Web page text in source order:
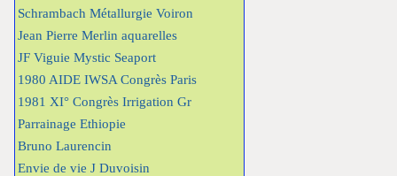
Schrambach Métallurgie Voiron
Jean Pierre Merlin aquarelles
JF Viguie Mystic Seaport
1980 AIDE IWSA Congrès Paris
1981 XI° Congrès Irrigation Gr
Parrainage Ethiopie
Bruno Laurencin
Envie de vie J Duvoisin